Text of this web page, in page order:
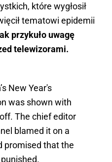
które wygłosił
tematowi epidemii
przykuło uwagę
telewizorami.
New Year's
was shown with
The chief editor
blamed it on a
promised that the